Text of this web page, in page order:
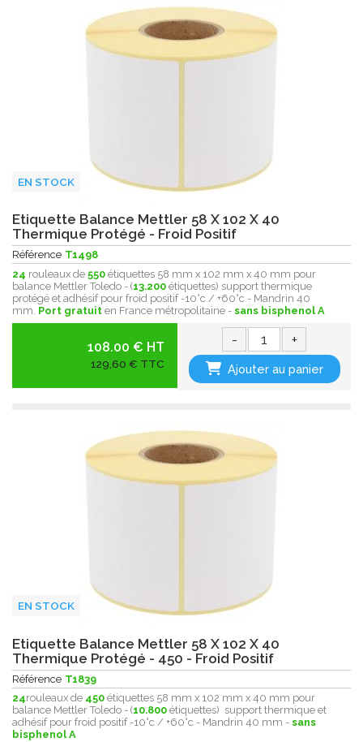
EN STOCK
Etiquette Balance Mettler 58 X 102 X 40
Thermique Protégé - Froid Positif
Référence T1498
24 rouleaux de 550 étiquettes 58 mm x 102 mm x 40 mm pour
balance Mettler Toledo - (13.200 étiquettes) support thermique
protégé et adhésif pour froid positif -10°c / +60°c - Mandrin 40
mm. Port gratuit en France métropolitaine - sans bisphenol A
108.00 € HT
129,60 € TTC
- +
Ajouter au panier
EN STOCK
Etiquette Balance Mettler 58 X 102 X 40
Thermique Protégé - 450 - Froid Positif
Référence T1839
24rouleaux de 450 étiquettes 58 mm x 102 mm x 40 mm pour
balance Mettler Toledo - (10.800 étiquettes) support thermique et
adhésif pour froid positif -10°c / +60°c - Mandrin 40 mm - sans
bisphenol A